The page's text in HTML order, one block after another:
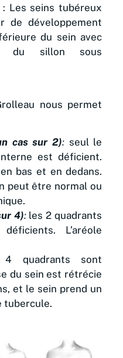
: Les seins tubéreux
de développement
du sein avec
du sillon sous
nous permet
cas sur 2): seul le
est déficient.
bas et en dedans.
peut être normal ou
4): les 2 quadrants
L’aréole
quadrants sont
du sein est rétrécie
et le sein prend un
tubercule.